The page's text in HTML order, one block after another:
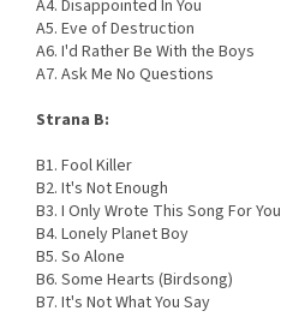
A4. Disappointed In You
A5. Eve of Destruction
A6. I'd Rather Be With the Boys
A7. Ask Me No Questions
Strana B:
B1. Fool Killer
B2. It's Not Enough
B3. I Only Wrote This Song For You
B4. Lonely Planet Boy
B5. So Alone
B6. Some Hearts (Birdsong)
B7. It's Not What You Say